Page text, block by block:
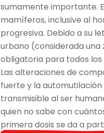
sumamente importante.
mamíferos, inclusive al
progresiva. Debido a su
urbano (considerada una
obligatoria para todos los
Las alteraciones de
fuerte y la
transmisible al ser
quien no sabe con
primera dosis se da a